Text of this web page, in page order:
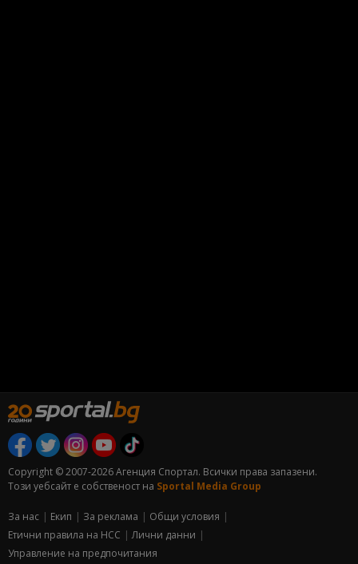
Copyright © 2007-2026 Агенция Спортал. Всички права запазени.
Този уебсайт е собственост на Sportal Media Group
За нас Екип За рекламa
Общи условия
Етични правила на НСС
Лични данни
Управление на предпочитания